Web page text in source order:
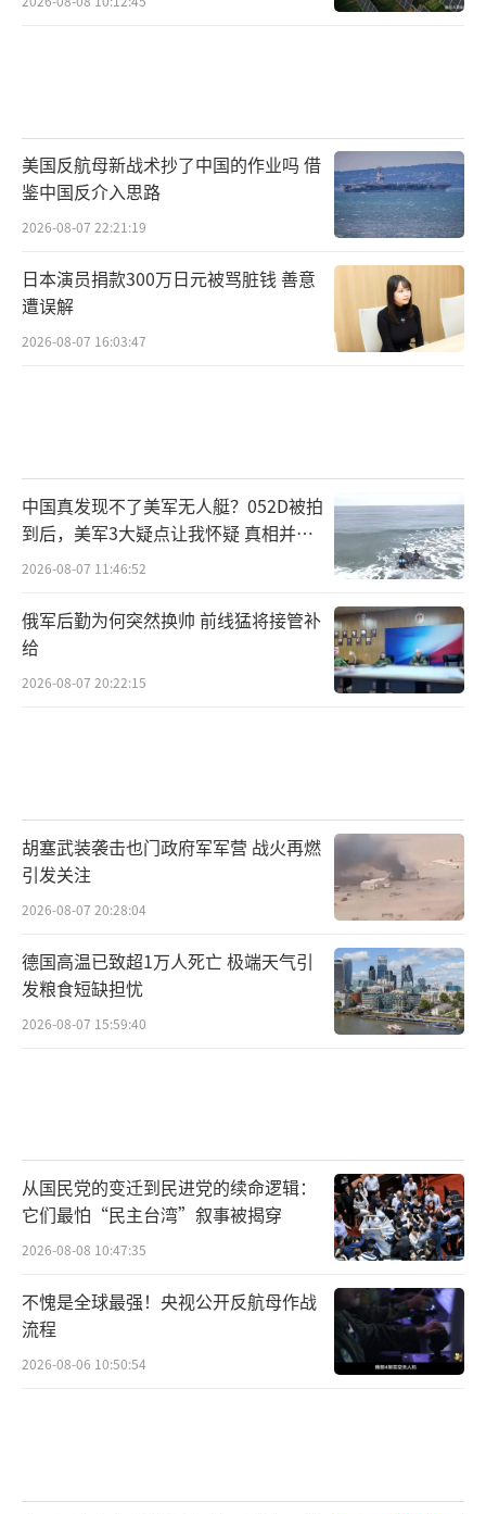
美国反航母新战术抄了中国的作业吗 借
鉴中国反介入思路
2026-08-07 22:21:19
日本演员捐款300万日元被骂脏钱 善意
遭误解
2026-08-07 16:03:47
中国真发现不了美军无人艇？052D被拍
到后，美军3大疑点让我怀疑 真相并非
如此
2026-08-07 11:46:52
俄军后勤为何突然换帅 前线猛将接管补
给
2026-08-07 20:22:15
胡塞武装袭击也门政府军军营 战火再燃
引发关注
2026-08-07 20:28:04
德国高温已致超1万人死亡 极端天气引
发粮食短缺担忧
2026-08-07 15:59:40
从国民党的变迁到民进党的续命逻辑：
它们最怕“民主台湾”叙事被揭穿
2026-08-08 10:47:35
不愧是全球最强！央视公开反航母作战
流程
2026-08-06 10:50:54